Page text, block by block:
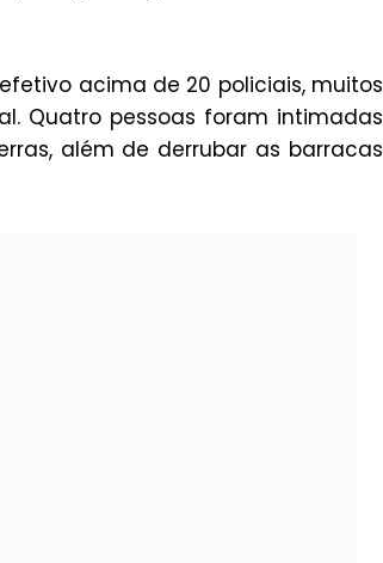
acima de 20 policiais, muitos
Quatro pessoas foram intimadas
além de derrubar as barracas